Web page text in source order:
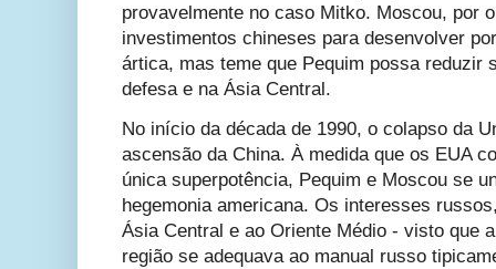
provavelmente no caso Mitko. Moscou, por
investimentos chineses para desenvolver
ártica, mas teme que Pequim possa reduzir
defesa e na Ásia Central.
No início da década de 1990, o colapso da
ascensão da China. À medida que os EUA
única superpotência, Pequim e Moscou se
hegemonia americana. Os interesses
Ásia Central e ao Oriente Médio - visto que
região se adequava ao manual russo